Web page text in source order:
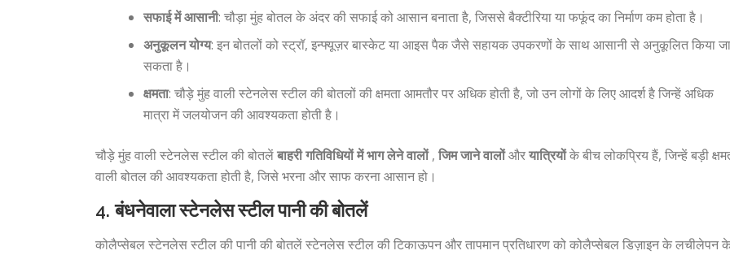
सफाई में आसानी: चौड़ा मुंह बोतल के अंदर की सफाई को आसान बनाता है, जिससे बैक्टीरिया या फफूंद का निर्माण कम होता है।
अनुकूलन योग्य: इन बोतलों को स्ट्रॉ, इन्फ्यूज़र बास्केट या आइस पैक जैसे सहायक उपकरणों के साथ आसानी से अनुकूलित किया
सकता है।
क्षमता: चौड़े मुंह वाली स्टेनलेस स्टील की बोतलों की क्षमता आमतौर पर अधिक होती है, जो उन लोगों के लिए आदर्श है जिन्हें अधिक
मात्रा में जलयोजन की आवश्यकता होती है।
चौड़े मुंह वाली स्टेनलेस स्टील की बोतलेंबाहरी गतिविधियों में भाग लेने वालों, जिम जाने वालोंऔरयात्रियोंके बीच लोकप्रिय हैं, जिन्हें बड़ी
वाली बोतल की आवश्यकता होती है, जिसे भरना और साफ करना आसान हो।
4.बंधनेवाला स्टेनलेस स्टील पानी की बोतलें
कोलैप्सेबल स्टेनलेस स्टील की पानी की बोतलें स्टेनलेस स्टील की टिकाऊपन और तापमान प्रतिधारण को कोलैप्सेबल डिज़ाइन के लचीलेपन